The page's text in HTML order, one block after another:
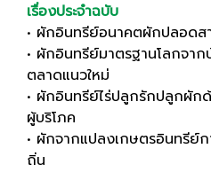
เรื่องประจำฉบับ
• ผักอินทรีย์อนาคตผักปลอดส
• ผักอินทรีย์มาตรฐานโลกจา
ตลาดแนวใหม่
• ผักอินทรีย์ไร่ปลูกรักปลูกผัก
ผู้บริโภค
• ผักจากแปลงเกษตรอินทรีย์
ถิ่น